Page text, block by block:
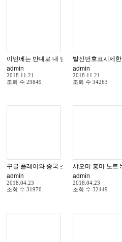
방 휴대폰 발신번호표시 제한 방법 (*23#)
이번에는 반대로 내 번호를 상대방에게 알
admin
2018.11.21
조회 수 29849
발신번호표시제
admin
2018.11.21
조회 수 34263
에서 결재 방법
구글 플레이와 중국 스마트폰
admin
2018.04.23
조회 수 31970
샤오미 홍미 노트
admin
2018.04.23
조회 수 32449